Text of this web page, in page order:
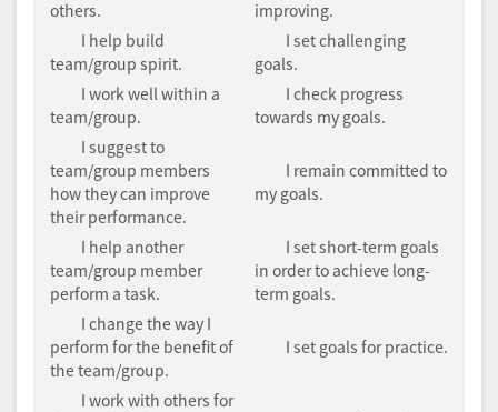
others.
improving.
I help build
team/group spirit.
I set challenging
goals.
I work well within a
team/group.
I check progress
towards my goals.
I suggest to
team/group members
how they can improve
their performance.
I remain committed to
my goals.
I help another
team/group member
perform a task.
I set short-term goals
in order to achieve long-
term goals.
I change the way I
perform for the benefit of
the team/group.
I set goals for practice.
I work with others for